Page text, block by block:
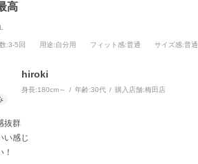
高
:3-5回 用途:自分用 フィット感:普通 サイズ感:普通
hiroki
身長:180cm～ 年齢:30代 購入店舗:梅田店
抜群
い感じ